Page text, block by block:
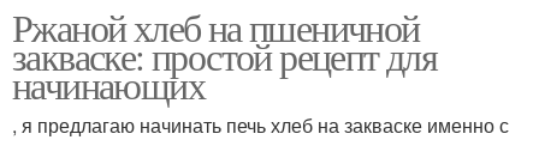
Ржаной хлеб на пшеничной
закваске: простой рецепт для
начинающих
, я предлагаю начинать печь хлеб на закваске именно с